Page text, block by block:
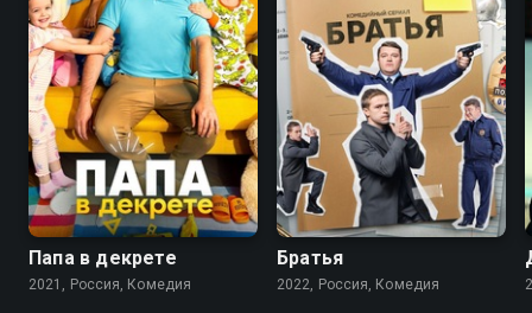
7.7
Папа в декрете
2021, Россия, Комедия
7.1
Братья
2022, Россия, Комедия